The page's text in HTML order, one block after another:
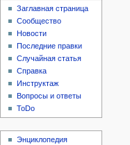
Заглавная страница
Сообщество
Новости
Последние правки
Случайная статья
Справка
Инструктаж
Вопросы и ответы
ToDo
Энциклопедия